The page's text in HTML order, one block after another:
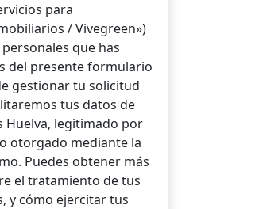
para
/ Vivegreen»)
que has
del presente formulario
gestionar tu solicitud
tus datos de
Huelva, legitimado por
otorgado mediante la
Puedes obtener más
el tratamiento de tus
y cómo ejercitar tus